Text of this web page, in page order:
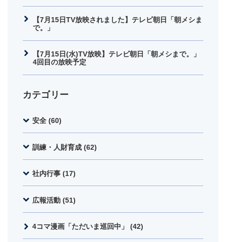
【7月15日TV放映されました】テレビ朝日「朝メシま
で。」
【7月15日(水)TV放映】テレビ朝日「朝メシまで。」
4回目の放映予定
カテゴリー
安全 (60)
訓練・人財育成 (62)
社内行事 (17)
広報活動 (51)
4コマ漫画「ただいま巡回中」 (42)